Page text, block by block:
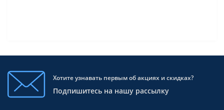
Хотите узнавать первым об акциях и скидках?
Подпишитесь на нашу рассылку